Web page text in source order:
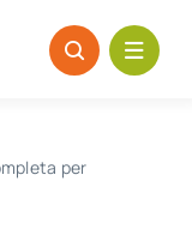
per